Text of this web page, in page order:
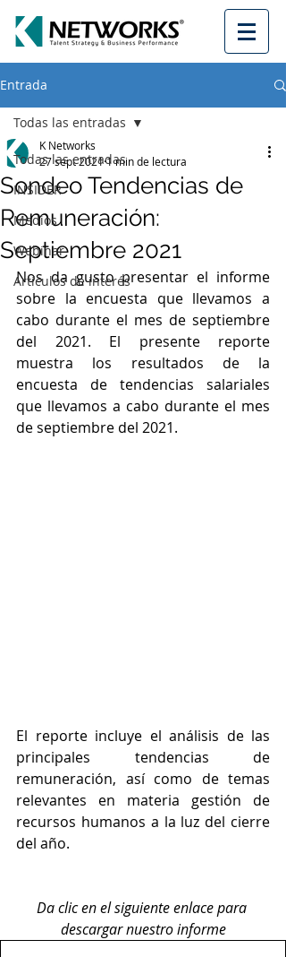
Entrada
Todas las entradas
INSIDER
Medios
Webinar
Artículos de interés
Todas las entradas
Sondeo Tendencias de
Remuneración:
Septiembre 2021
K Networks
27 sept 20211 min de lectura
Nos da gusto presentar el informe
sobre la encuesta que llevamos a
cabo durante el mes de septiembre
del 2021. El presente reporte
muestra los resultados de la
encuesta de tendencias salariales
que llevamos a cabo durante el mes
de septiembre del 2021.
El reporte incluye el análisis de las
principales tendencias de
remuneración, así como de temas
relevantes en materia gestión de
recursos humanos a la luz del cierre
del año.
Da clic en el siguiente enlace para
descargar nuestro informe